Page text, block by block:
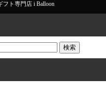
フト専門店 i Balloon